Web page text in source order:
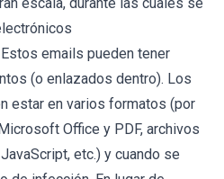
escala, durante las cuales se
emails pueden tener
(o enlazados dentro). Los
estar en varios formatos (por
Office y PDF, archivos
etc.) y cuando se